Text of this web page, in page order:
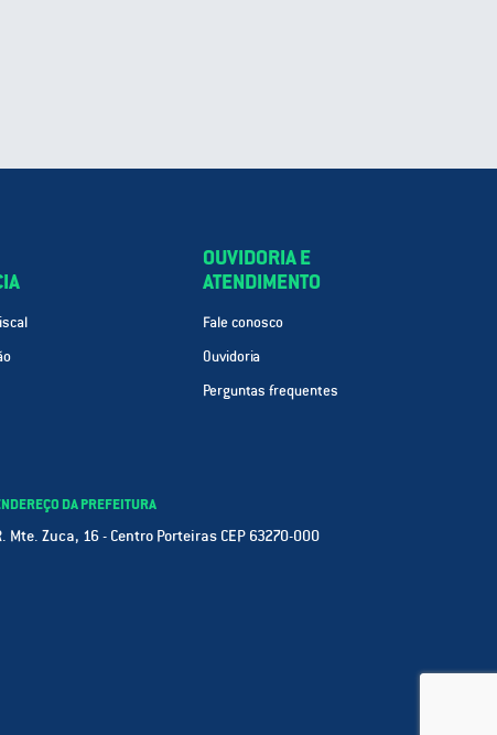
OUVIDORIA E
ATENDIMENTO
Fale conosco
Ouvidoria
Perguntas frequentes
DA PREFEITURA
Mte. Zuca, 16 - Centro Porteiras CEP 63270-000